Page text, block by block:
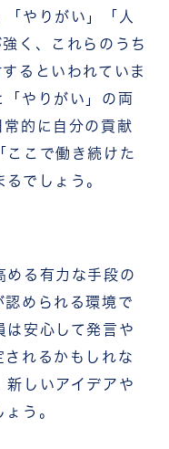
やりがい」「人
く、これらのうち
るといわれていま
「やりがい」の両
常的に自分の貢献
ここで働き続けた
でしょう。
める有力な手段の
認められる環境で
は安心して発言や
されるかもしれな
新しいアイデアや
う。